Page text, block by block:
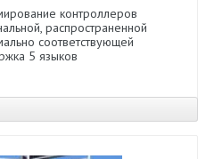
контроллеров
распространенной
соответствующей
5 языков